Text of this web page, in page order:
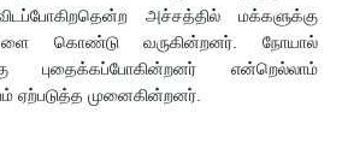
அச்சத்தில் மக்களுக்கு
கொண்டு வருகின்றனர். நோயால்
புதைக்கப்போகின்றனர் என்றெல்லாம்
ஏற்படுத்த முனைகின்றனர்.